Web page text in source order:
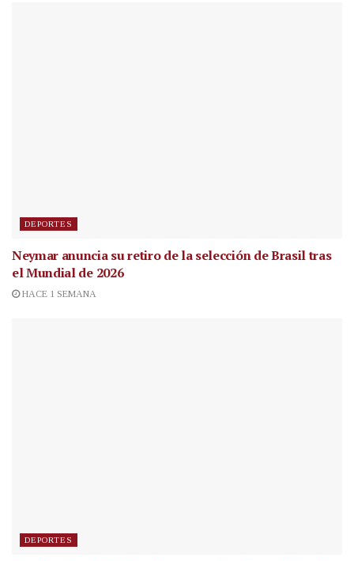
DEPORTES
Neymar anuncia su retiro de la selección de Brasil tras
el Mundial de 2026
HACE 1 SEMANA
DEPORTES